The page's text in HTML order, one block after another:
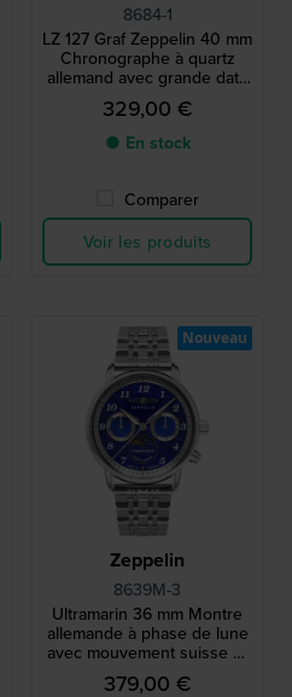
8684-1
LZ 127 Graf Zeppelin 40 mm
Chronographe à quartz
allemand avec grande date
et mouvement suisse
329,00 €
● En stock
Comparer
Voir les produits
Zeppelin
8639M-3
Ultramarin 36 mm Montre
allemande à phase de lune
avec mouvement suisse et
cadran bleu marine
379,00 €
Nouveau